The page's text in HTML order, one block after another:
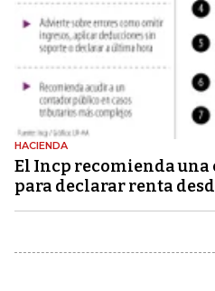
HACIENDA
El Incp recomienda
para declarar renta